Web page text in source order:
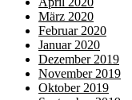
März 2020
Februar 2020
Januar 2020
Dezember 2019
November 2019
Oktober 2019